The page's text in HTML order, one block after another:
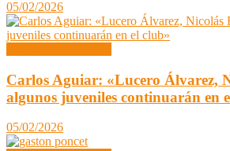
05/02/2026
Carlos Aguiar: «Lucero Álvarez,
algunos juveniles continuarán en
05/02/2026